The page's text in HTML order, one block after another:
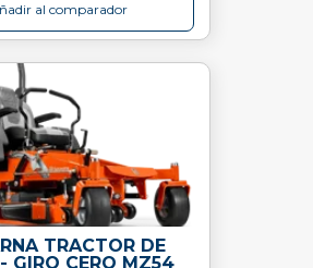
al comparador
TRACTOR DE
GIRO CERO MZ54